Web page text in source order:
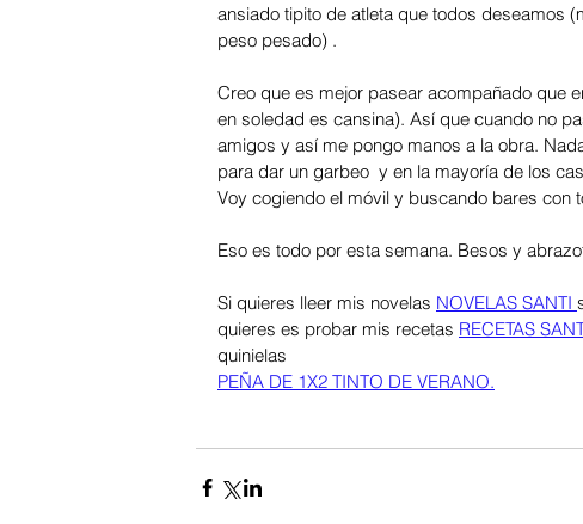
ansiado tipito de atleta que todos deseamos
peso pesado) .
Creo que es mejor pasear acompañado que
en soledad es cansina). Así que cuando no
amigos y así me pongo manos a la obra.
para dar un garbeo  y en la mayoría de los
Voy cogiendo el móvil y buscando bares con
Eso es todo por esta semana. Besos y
Si quieres lleer mis novelas NOVELAS SANTI
quieres es probar mis recetas RECETAS
quinielas
PEÑA DE 1X2 TINTO DE VERANO.